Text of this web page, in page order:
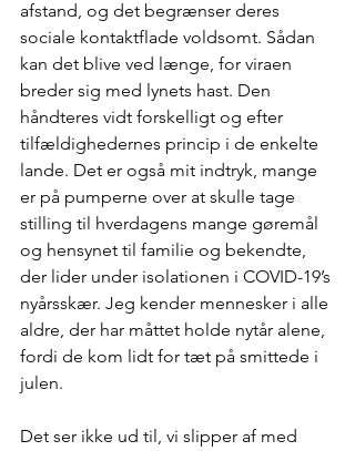
afstand, og det begrænser deres
sociale kontaktflade voldsomt. Sådan
kan det blive ved længe, for viraen
breder sig med lynets hast. Den
håndteres vidt forskelligt og efter
tilfældighedernes princip i de enkelte
lande. Det er også mit indtryk, mange
er på pumperne over at skulle tage
stilling til hverdagens mange gøremål
og hensynet til familie og bekendte,
der lider under isolationen i COVID-19’s
nyårsskær. Jeg kender mennesker i alle
aldre, der har måttet holde nytår alene,
fordi de kom lidt for tæt på smittede i
julen.
Det ser ikke ud til, vi slipper af med